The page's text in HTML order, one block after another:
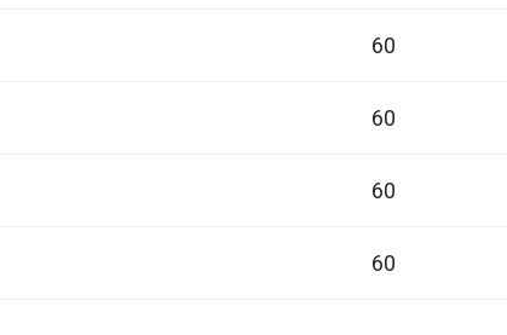
60
60
60
60